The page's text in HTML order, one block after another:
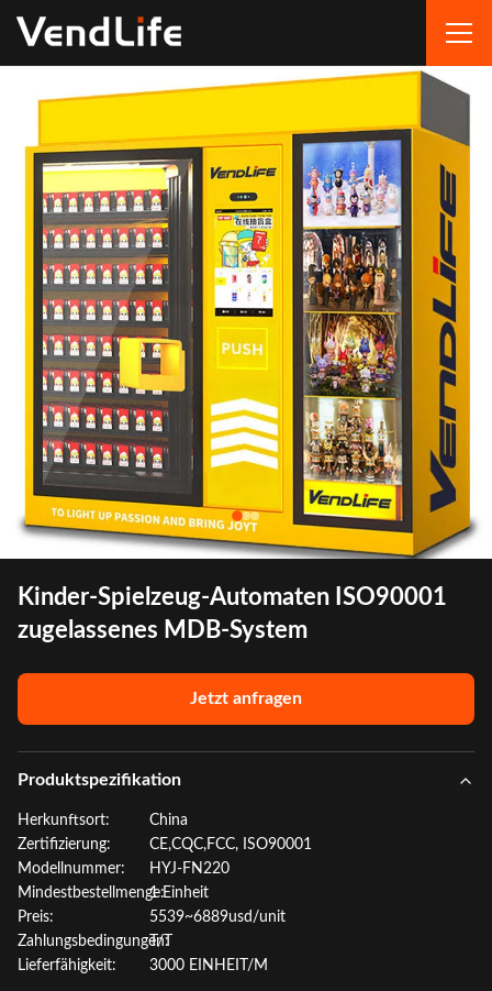
Kinder-Spielzeug-Automaten ISO90001
zugelassenes MDB-System
Jetzt anfragen
Produktspezifikation
Herkunftsort:
China
Zertifizierung:
CE,CQC,FCC, ISO90001
Modellnummer:
HYJ-FN220
Mindestbestellmenge:1 Einheit
Preis:
5539~6889usd/unit
Zahlungsbedingungen:
T/T
Lieferfähigkeit:
3000 EINHEIT/M